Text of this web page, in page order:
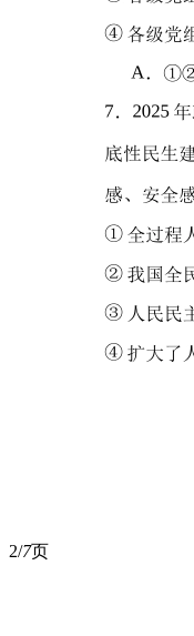
2/7页